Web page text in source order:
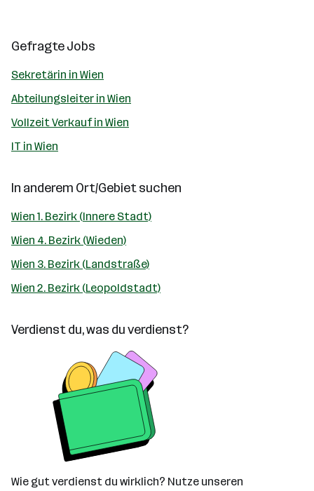
Gefragte Jobs
Sekretärin in Wien
Abteilungsleiter in Wien
Vollzeit Verkauf in Wien
IT in Wien
In anderem Ort/Gebiet suchen
Wien 1. Bezirk (Innere Stadt)
Wien 4. Bezirk (Wieden)
Wien 3. Bezirk (Landstraße)
Wien 2. Bezirk (Leopoldstadt)
Verdienst du, was du verdienst?
Wie gut verdienst du wirklich? Nutze unseren